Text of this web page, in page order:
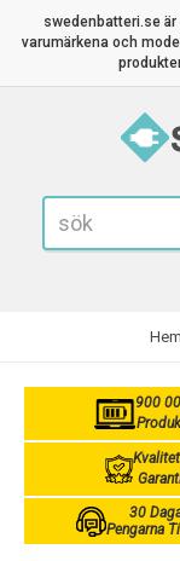
swedenbatteri.se
varumärkena och
Hem
900
30
Pengarna